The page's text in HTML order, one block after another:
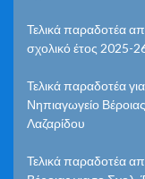
Τελικά παραδοτέα
σχολικό έτος 2025-
Τελικά παραδοτέα
Νηπιαγωγείο
Λαζαρίδου
Τελικά παραδοτέα